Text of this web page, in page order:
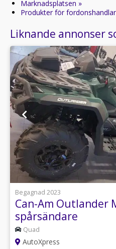
Marknadsplatsen »
Produkter för
Liknande annonser
1
Begagnad 2023
Can-Am Outlander
spårsändare
Quad
AutoXpress